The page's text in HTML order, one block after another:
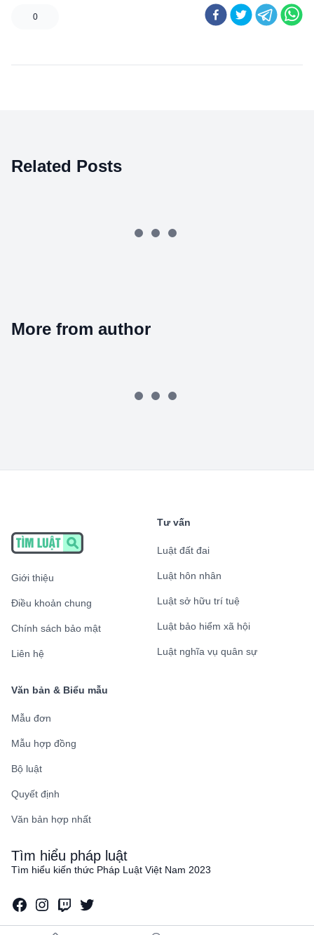
0
Related Posts
More from author
Giới thiệu
Điều khoản chung
Chính sách bảo mật
Liên hệ
Tư vấn
Luật đất đai
Luật hôn nhân
Luật sở hữu trí tuệ
Luật bảo hiểm xã hội
Luật nghĩa vụ quân sự
Văn bản & Biểu mẫu
Mẫu đơn
Mẫu hợp đồng
Bộ luật
Quyết định
Văn bản hợp nhất
Tìm hiểu pháp luật
Tìm hiểu kiến thức Pháp Luật Việt Nam 2023
Facebook
Instagram
TwitchTwitter